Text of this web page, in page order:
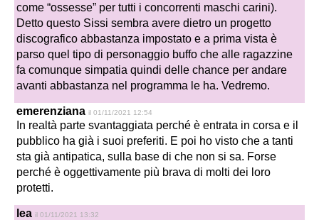
come “ossesse” per tutti i concorrenti maschi carini).
Detto questo Sissi sembra avere dietro un progetto
discografico abbastanza impostato e a prima vista è
parso quel tipo di personaggio buffo che alle ragazzine
fa comunque simpatia quindi delle chance per andare
avanti abbastanza nel programma le ha. Vedremo.
emerenziana il 01/11/2021 12:54
In realtà parte svantaggiata perché è entrata in corsa e il
pubblico ha già i suoi preferiti. E poi ho visto che a tanti
sta già antipatica, sulla base di che non si sa. Forse
perché è oggettivamente più brava di molti dei loro
protetti.
lea il 01/11/2021 13:32